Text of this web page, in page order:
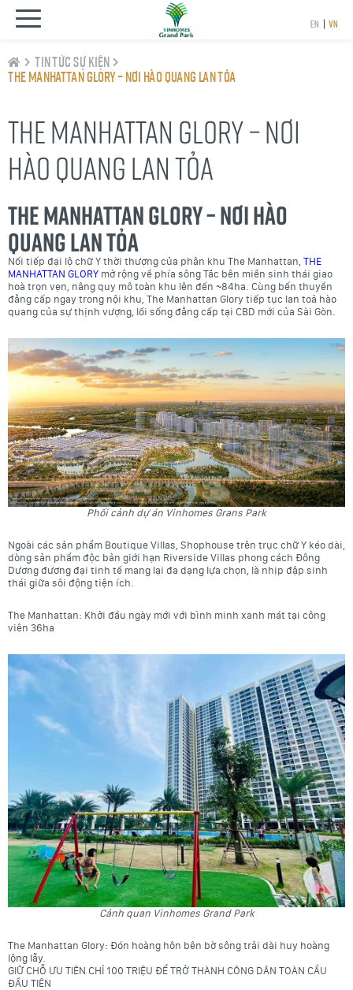
EN | VN
tin tức sự kiện
THE MANHATTAN GLORY – NƠI HÀO QUANG LAN TỎA
THE MANHATTAN GLORY – NƠI
HÀO QUANG LAN TỎA
THE MANHATTAN GLORY – NƠI HÀO
QUANG LAN TỎA
Nối tiếp đại lộ chữ Y thời thượng của phân khu The Manhattan, THE
MANHATTAN GLORY mở rộng về phía sông Tắc bên miền sinh thái giao
hoà trọn vẹn, nâng quy mô toàn khu lên đến ~84ha. Cùng bến thuyền
đẳng cấp ngay trong nội khu, The Manhattan Glory tiếp tục lan toả hào
quang của sự thịnh vượng, lối sống đẳng cấp tại CBD mới của Sài Gòn.
Phối cảnh dự án Vinhomes Grans Park
Ngoài các sản phẩm Boutique Villas, Shophouse trên trục chữ Y kéo dài,
dòng sản phẩm độc bản giới hạn Riverside Villas phong cách Đông
Dương đương đại tinh tế mang lại đa dạng lựa chọn, là nhịp đập sinh
thái giữa sôi động tiện ích.
The Manhattan: Khởi đầu ngày mới với bình minh xanh mát tại công
viên 36ha
Cảnh quan Vinhomes Grand Park
The Manhattan Glory: Đón hoàng hôn bên bờ sông trải dài huy hoàng
lộng lẫy.
GIỮ CHỖ ƯU TIÊN CHỈ 100 TRIỆU ĐỂ TRỞ THÀNH CÔNG DÂN TOÀN CẦU
ĐẦU TIÊN